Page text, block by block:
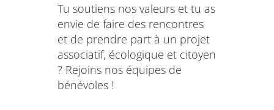
Tu soutiens nos valeurs et tu as
envie de faire des rencontres
et de prendre part à un projet
associatif, écologique et citoyen
? Rejoins nos équipes de
bénévoles !